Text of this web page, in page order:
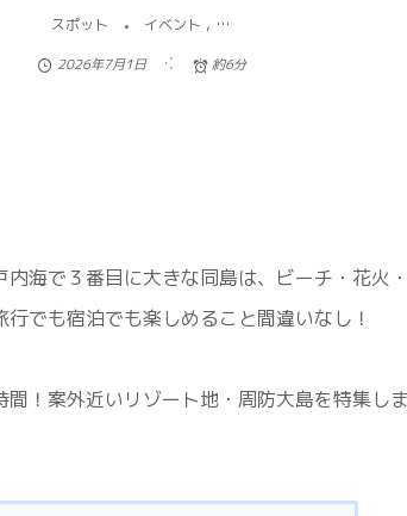
スポット イベント , …
2026年7月1日 約6分
海で３番目に大きな同島は、ビーチ・花火
でも宿泊でも楽しめること間違いなし！
！案外近いリゾート地・周防大島を特集し